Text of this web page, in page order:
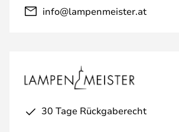
info@lampenmeister.at
30 Tage Rückgaberecht